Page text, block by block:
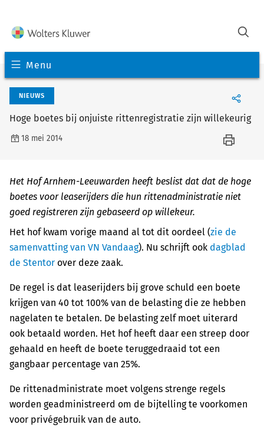
Menu
NIEUWS
Hoge boetes bij onjuiste rittenregistratie zijn willekeurig
18 mei 2014
Het Hof Arnhem-Leeuwarden heeft beslist dat dat de hoge
boetes voor leaserijders die hun rittenadministratie niet
goed registreren zijn gebaseerd op willekeur.
Het hof kwam vorige maand al tot dit oordeel (zie de
samenvatting van VN Vandaag). Nu schrijft ook dagblad
de Stentor over deze zaak.
De regel is dat leaserijders bij grove schuld een boete
krijgen van 40 tot 100% van de belasting die ze hebben
nagelaten te betalen. De belasting zelf moet uiterard
ook betaald worden. Het hof heeft daar een streep door
gehaald en heeft de boete teruggedraaid tot een
gangbaar percentage van 25%.
De rittenadministrate moet volgens strenge regels
worden geadministreerd om de bijtelling te voorkomen
voor privégebruik van de auto.